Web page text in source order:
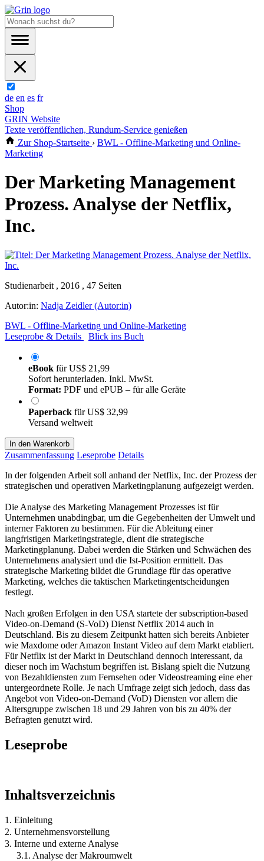
de en es fr
Shop
GRIN Website
Texte veröffentlichen, Rundum-Service genießen
Zur Shop-Startseite › BWL - Offline-Marketing und Online-
Marketing
Der Marketing Management
Prozess. Analyse der Netflix,
Inc.
Studienarbeit , 2016 , 47 Seiten
Autor:in: Nadja Zeidler (Autor:in)
BWL - Offline-Marketing und Online-Marketing
Leseprobe & Details
Blick ins Buch
eBook fürUS$ 21,99
Sofort herunterladen. Inkl. MwSt.
Format: PDF und ePUB – für alle Geräte
Paperback fürUS$ 32,99
Versand weltweit
In den Warenkorb
Zusammenfassung Leseprobe Details
In der folgenden Arbeit soll anhand der Netflix, Inc. der Prozess der
strategischen und operativen Marketingplanung aufgezeigt werden.
Die Analyse des Marketing Management Prozesses ist für
Unternehmen unabdingbar, um die Gegebenheiten der Umwelt und
interner Faktoren zu bestimmen. Für die Ableitung einer
langfristigen Marketingstrategie, dient die strategische
Marketingplanung. Dabei werden die Stärken und Schwächen des
Unternehmens analysiert und die Ist-Position ermittelt. Das
strategische Marketing bildet die Grundlage für das operative
Marketing, welches die taktischen Marketingentscheidungen
festlegt.
Nach großen Erfolgen in den USA startete der subscription-based
Video-on-Demand (S-VoD) Dienst Netflix 2014 auch in
Deutschland. Bis zu diesem Zeitpunkt hatten sich bereits Anbieter
wie Maxdome oder Amazon Instant Video auf dem Markt etabliert.
Für Netflix ist der Markt in Deutschland dennoch interessant, da
dieser noch im Wachstum begriffen ist. Bislang spielt die Nutzung
von Bezahldiensten zum Fernsehen oder Videostreaming eine eher
untergeordnete Rolle. Je nach Umfrage zeigt sich jedoch, dass das
Angebot von Video-on-Demand (VoD) Diensten vor allem die
Altersgruppe zwischen 18 und 29 Jahren von bis zu 40% der
Befragten genutzt wird.
Leseprobe
Inhaltsverzeichnis
1. Einleitung
2. Unternehmensvorstellung
3. Interne und externe Analyse
3.1. Analyse der Makroumwelt